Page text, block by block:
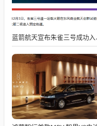
蓝箭航天